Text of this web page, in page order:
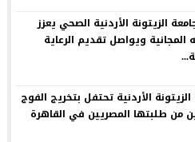
يوقع اتفاقية تعاون مع الشركة الأردنية
الزيتونة الأردنية الصحي يعزز
المجانية ويواصل تقديم الرعاية
الأردنية تحتفل بتخريج الفوج
من طلبتها المصريين في القاهرة